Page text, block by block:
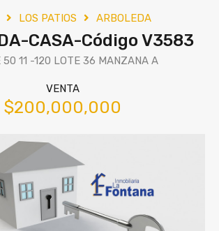
LOS PATIOS ARBOLEDA
CASA-Código V3583
50 11 -120 LOTE 36 MANZANA A
VENTA
$200,000,000